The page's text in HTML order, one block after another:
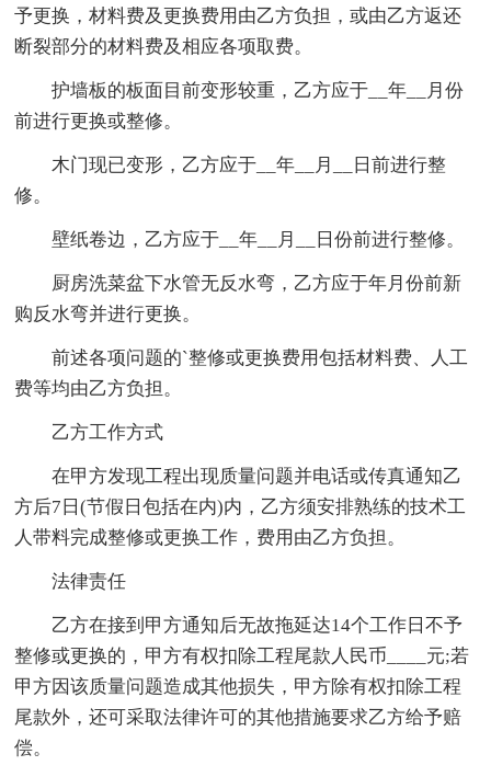
予更换，材料费及更换费用由乙方负担，或由乙方返还
断裂部分的材料费及相应各项取费。
护墙板的板面目前变形较重，乙方应于__年__月份
前进行更换或整修。
木门现已变形，乙方应于__年__月__日前进行整
修。
壁纸卷边，乙方应于__年__月__日份前进行整修。
厨房洗菜盆下水管无反水弯，乙方应于年月份前新
购反水弯并进行更换。
前述各项问题的`整修或更换费用包括材料费、人工
费等均由乙方负担。
乙方工作方式
在甲方发现工程出现质量问题并电话或传真通知乙
方后7日(节假日包括在内)内，乙方须安排熟练的技术工
人带料完成整修或更换工作，费用由乙方负担。
法律责任
乙方在接到甲方通知后无故拖延达14个工作日不予
整修或更换的，甲方有权扣除工程尾款人民币____元;若
甲方因该质量问题造成其他损失，甲方除有权扣除工程
尾款外，还可采取法律许可的其他措施要求乙方给予赔
偿。